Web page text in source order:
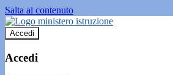
Salta al contenuto
Accedi
Accedi